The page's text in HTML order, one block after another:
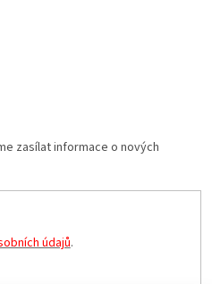
zasílat informace o nových
údajů.